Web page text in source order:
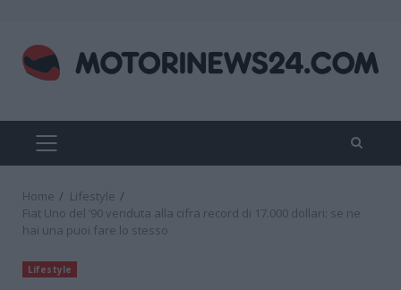
content
PRIMARY
MENU
Home
Lifestyle
Fiat Uno del ’90 venduta alla cifra record di 17.000 dollari: se ne
hai una puoi fare lo stesso
Lifestyle